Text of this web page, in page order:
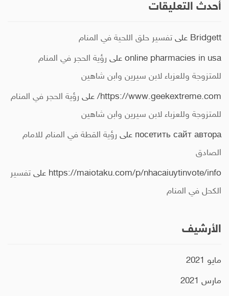
أحدث التعليقات
Bridgett على تفسير حلق اللحية في المنام
online pharmacies in usa على رؤية الحجر في المنام
للمتزوجة وللعزباء لابن سيرين وابن شاهين
https://www.geekextreme.com/ على رؤية الحجر في المنام
للمتزوجة وللعزباء لابن سيرين وابن شاهين
посетить сайт автора على رؤية القطة في المنام للامام
الصادق
https://maiotaku.com/p/nhacaiuytinvote/info على تفسير
الكحل في المنام
الأرشيف
مايو 2021
مارس 2021